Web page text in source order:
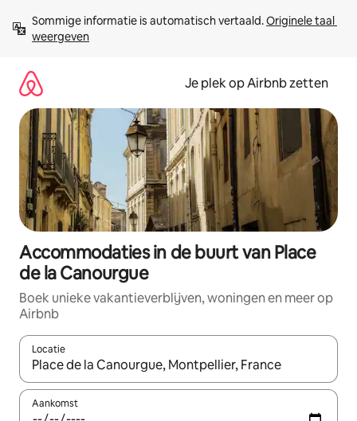
direct
naar
Sommige informatie is automatisch vertaald. Originele taal
weergeven
Je plek op Airbnb zetten
Accommodaties in de buurt van Place
de la Canourgue
Boek unieke vakantieverblijven, woningen en meer op
Airbnb
Locatie
Wanneer er resultaten beschikbaar zijn, maak je een keuze
Aankomst